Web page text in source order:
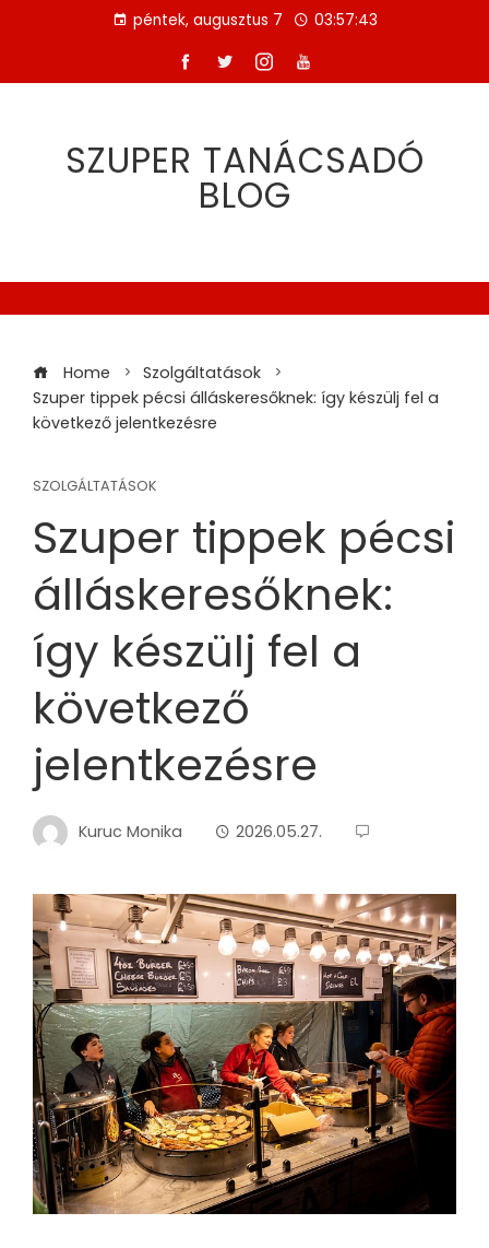
péntek, augusztus 7 03:57:44
SZUPER TANÁCSADÓ
BLOG
Home
Szolgáltatások
Szuper tippek pécsi álláskeresőknek: így készülj fel a
következő jelentkezésre
SZOLGÁLTATÁSOK
Szuper tippek pécsi
álláskeresőknek:
így készülj fel a
következő
jelentkezésre
Kuruc Monika 2026.05.27.